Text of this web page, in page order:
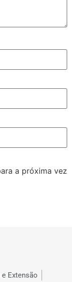
a próxima vez
Extensão